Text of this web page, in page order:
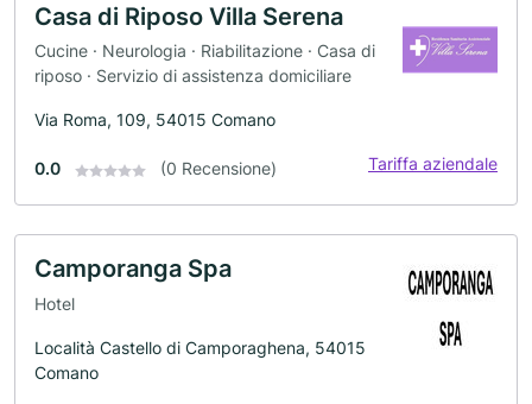
Casa di Riposo Villa Serena
Cucine · Neurologia · Riabilitazione · Casa di
riposo · Servizio di assistenza domiciliare
Via Roma, 109, 54015 Comano
0.0 (0 Recensione) Tariffa aziendale
Camporanga Spa
Hotel
Località Castello di Camporaghena, 54015
Comano